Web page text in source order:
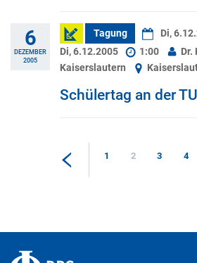
6
DEZEMBER
2005
Tagung Di,
Di, 6.12.2005
1:00
Dr.
Kaiserslautern
Schülertag an der
1 2 3 4